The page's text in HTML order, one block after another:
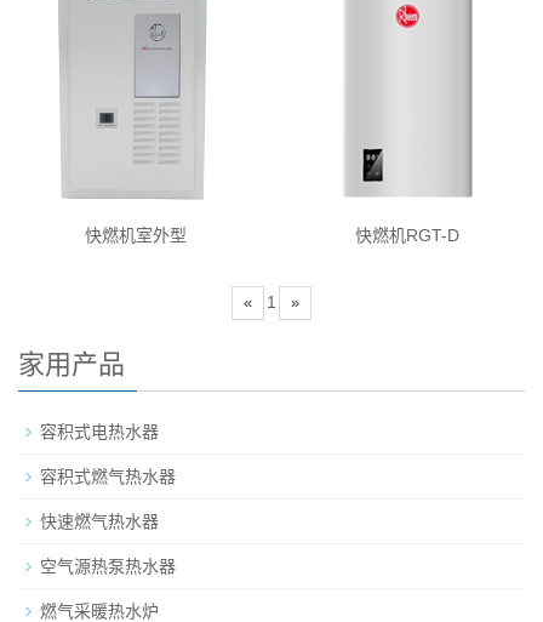
快燃机室外型 快燃机RGT-D
« 1 »
家用产品
容积式电热水器
容积式燃气热水器
快速燃气热水器
空气源热泵热水器
燃气采暖热水炉